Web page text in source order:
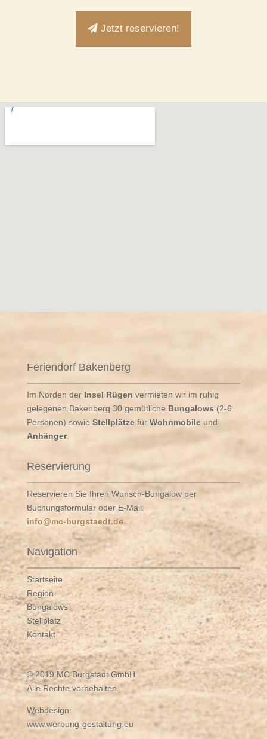
Jetzt reservieren!
Feriendorf Bakenberg
Im Norden derInsel Rügen vermieten wir im ruhig
gelegenen Bakenberg 30 gemütliche Bungalows (2-6
Personen) sowie Stellplätzefür Wohnmobileund
Anhänger.
Reservierung
Reservieren Sie Ihren Wunsch-Bungalow per
Buchungsformular oder E-Mail:
info@mc-burgstaedt.de
Navigation
Startseite
Region
Bungalows
Stellplatz
Kontakt
© 2019 MC Burgstädt GmbH
Alle Rechte vorbehalten.
Webdesign:
www.werbung-gestaltung.eu